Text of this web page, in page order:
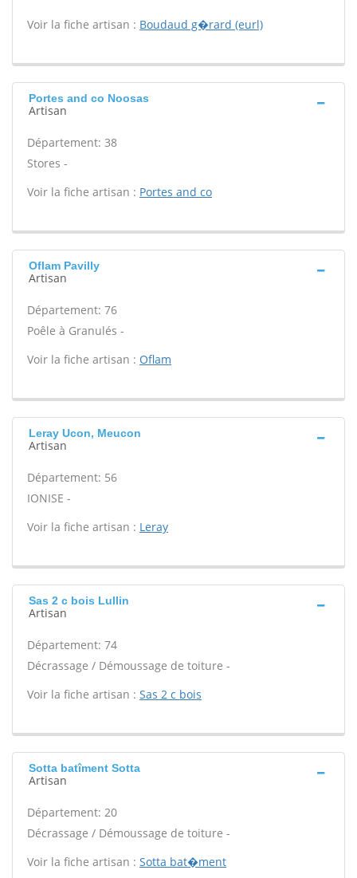
Voir la fiche artisan : Boudaud g�rard (eurl)
Portes and co Noosas
Artisan
Département: 38
Stores -
Voir la fiche artisan : Portes and co
Oflam Pavilly
Artisan
Département: 76
Poêle à Granulés -
Voir la fiche artisan : Oflam
Leray Ucon, Meucon
Artisan
Département: 56
IONISE -
Voir la fiche artisan : Leray
Sas 2 c bois Lullin
Artisan
Département: 74
Décrassage / Démoussage de toiture -
Voir la fiche artisan : Sas 2 c bois
Sotta batîment Sotta
Artisan
Département: 20
Décrassage / Démoussage de toiture -
Voir la fiche artisan : Sotta bat�ment